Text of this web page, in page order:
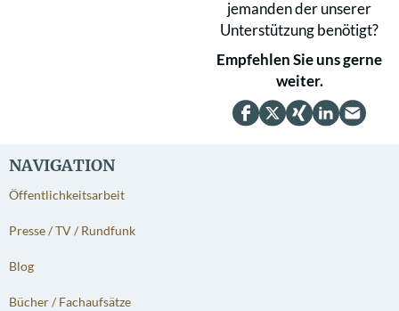
NAVIGATION
Öffentlichkeitsarbeit
Presse / TV / Rundfunk
Blog
Bücher / Fachaufsätze
jemanden der unserer
Unterstützung benötigt?
Empfehlen Sie uns gerne
weiter.